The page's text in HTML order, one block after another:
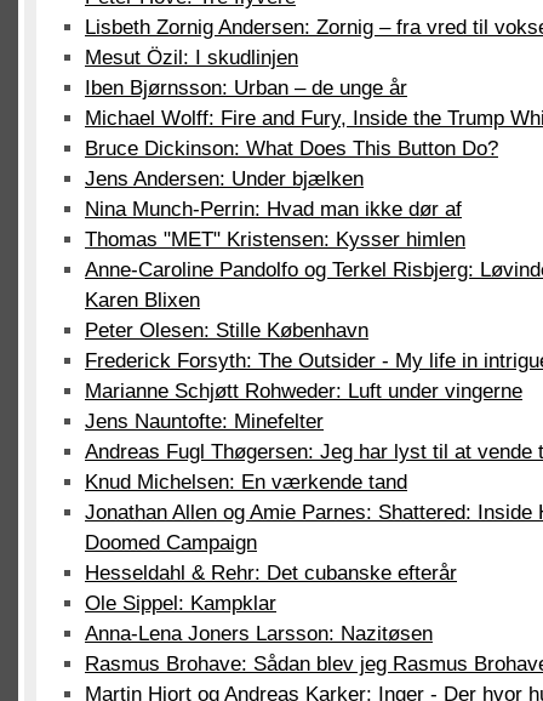
Lisbeth Zornig Andersen: Zornig – fra vred til
Mesut Özil: I skudlinjen
Iben Bjørnsson: Urban – de unge år
Michael Wolff: Fire and Fury, Inside the Trump
Bruce Dickinson: What Does This Button Do?
Jens Andersen: Under bjælken
Nina Munch-Perrin: Hvad man ikke dør af
Thomas "MET" Kristensen: Kysser himlen
Anne-Caroline Pandolfo og Terkel Risbjerg:
Karen Blixen
Peter Olesen: Stille København
Frederick Forsyth: The Outsider - My life in
Marianne Schjøtt Rohweder: Luft under vingerne
Jens Nauntofte: Minefelter
Andreas Fugl Thøgersen: Jeg har lyst til at vende
Knud Michelsen: En værkende tand
Jonathan Allen og Amie Parnes: Shattered: Inside
Doomed Campaign
Hesseldahl & Rehr: Det cubanske efterår
Ole Sippel: Kampklar
Anna-Lena Joners Larsson: Nazitøsen
Rasmus Brohave: Sådan blev jeg Rasmus
Martin Hjort og Andreas Karker: Inger - Der hvor